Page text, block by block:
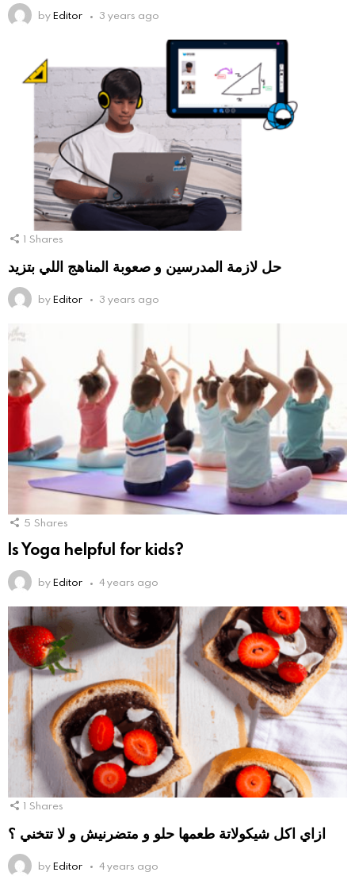
byEditor 3 years ago
1 Shares
حل لازمة المدرسين و صعوبة المناهج اللي بتزيد
byEditor 3 years ago
5 Shares
Is Yoga helpful for kids?
byEditor 4 years ago
1 Shares
ازاي اكل شيكولاتة طعمها حلو و متضرنيش و لا تتخني ؟
byEditor 4 years ago